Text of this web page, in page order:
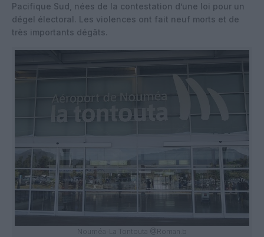
Pacifique Sud, nées de la contestation d’une loi pour un
dégel électoral. Les violences ont fait neuf morts et de
très importants dégâts.
Nouméa-La Tontouta @Roman.b